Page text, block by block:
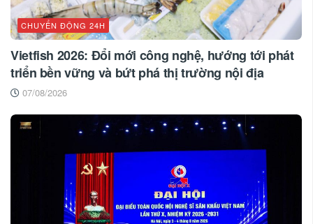
CHUYỂN ĐỘNG 24H
Vietfish 2026: Đổi mới công nghệ, hướng tới phát
triển bền vững và bứt phá thị trường nội địa
07/08/2026